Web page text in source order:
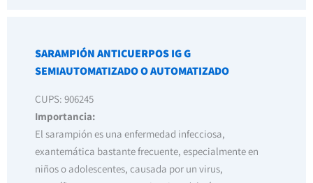
SARAMPIÓN ANTICUERPOS IG G
SEMIAUTOMATIZADO O AUTOMATIZADO
CUPS: 906245
Importancia:
El sarampión es una enfermedad infecciosa,
exantemática bastante frecuente, especialmente en
niños o adolescentes, causada por un virus,